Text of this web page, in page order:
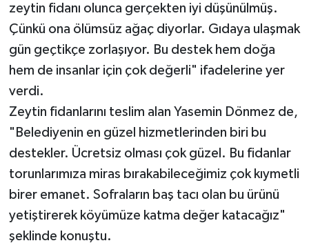
zeytin fidanı olunca gerçekten iyi düşünülmüş.
Çünkü ona ölümsüz ağaç diyorlar. Gıdaya ulaşmak
gün geçtikçe zorlaşıyor. Bu destek hem doğa
hem de insanlar için çok değerli" ifadelerine yer
verdi.
Zeytin fidanlarını teslim alan Yasemin Dönmez de,
"Belediyenin en güzel hizmetlerinden biri bu
destekler. Ücretsiz olması çok güzel. Bu fidanlar
torunlarımıza miras bırakabileceğimiz çok kıymetli
birer emanet. Sofraların baş tacı olan bu ürünü
yetiştirerek köyümüze katma değer katacağız"
şeklinde konuştu.